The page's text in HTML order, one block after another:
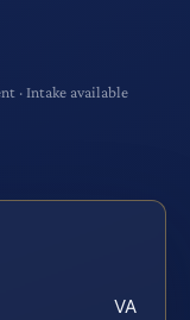
· Intake available
VA